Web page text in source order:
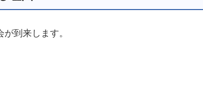
到来します。